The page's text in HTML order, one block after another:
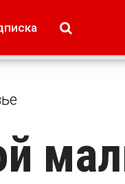
Свадьба